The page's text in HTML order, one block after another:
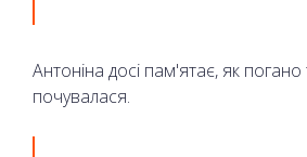
Антоніна досі пам'ятає, як погано
почувалася.